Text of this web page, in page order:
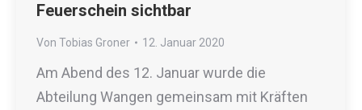
Feuerschein sichtbar
Von Tobias Groner 12. Januar 2020
Am Abend des 12. Januar wurde die
Abteilung Wangen gemeinsam mit Kräften